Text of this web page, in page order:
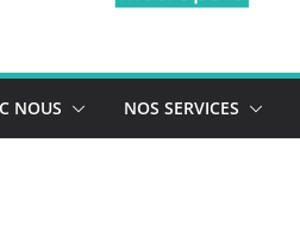
NOUS NOS SERVICES